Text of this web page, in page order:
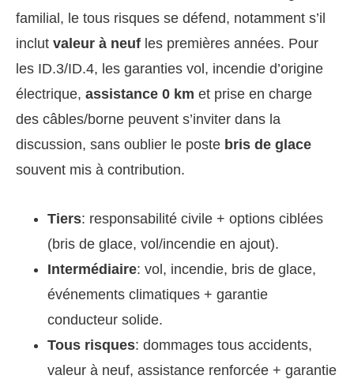
familial, le tous risques se défend, notamment s’il
inclut valeur à neuf les premières années. Pour
les ID.3/ID.4, les garanties vol, incendie d’origine
électrique, assistance 0 km et prise en charge
des câbles/borne peuvent s’inviter dans la
discussion, sans oublier le poste bris de glace
souvent mis à contribution.
Tiers: responsabilité civile + options ciblées
(bris de glace, vol/incendie en ajout).
Intermédiaire: vol, incendie, bris de glace,
événements climatiques + garantie
conducteur solide.
Tous risques: dommages tous accidents,
valeur à neuf, assistance renforcée + garantie